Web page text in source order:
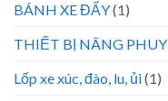
BÁNH XE ĐẨY(1)
THIẾT BỊ NÂNG PHUY
Lốp xe xúc, đào, lu, ủi(1)